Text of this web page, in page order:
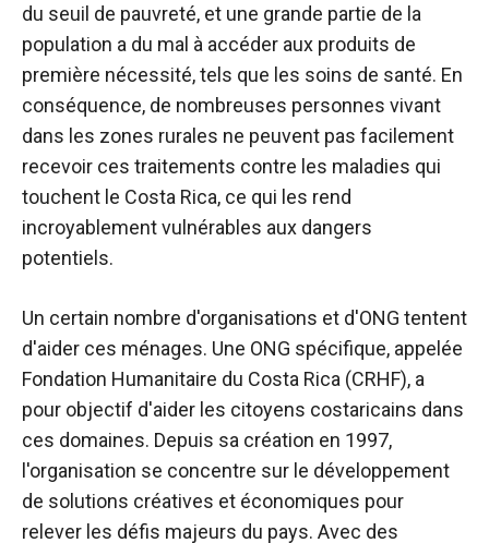
du seuil de pauvreté, et une grande partie de la
population a du mal à accéder aux produits de
première nécessité, tels que les soins de santé. En
conséquence, de nombreuses personnes vivant
dans les zones rurales ne peuvent pas facilement
recevoir ces traitements contre les maladies qui
touchent le Costa Rica, ce qui les rend
incroyablement vulnérables aux dangers
potentiels.
Un certain nombre d'organisations et d'ONG tentent
d'aider ces ménages. Une ONG spécifique, appelée
Fondation Humanitaire du Costa Rica (CRHF), a
pour objectif d'aider les citoyens costaricains dans
ces domaines. Depuis sa création en 1997,
l'organisation se concentre sur le développement
de solutions créatives et économiques pour
relever les défis majeurs du pays. Avec des